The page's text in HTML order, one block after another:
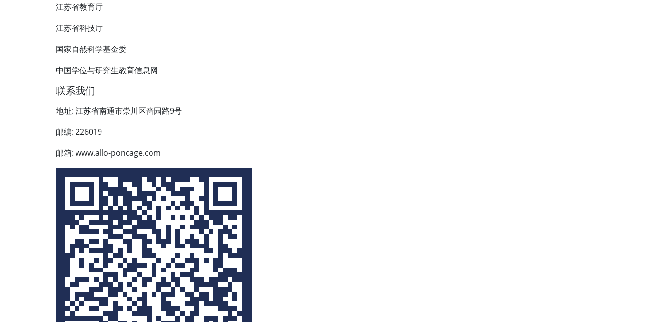
江苏省教育厅
江苏省科技厅
国家自然科学基金委
中国学位与研究生教育信息网
联系我们
地址: 江苏省南通市崇川区啬园路9号
邮编: 226019
邮箱: www.allo-poncage.com